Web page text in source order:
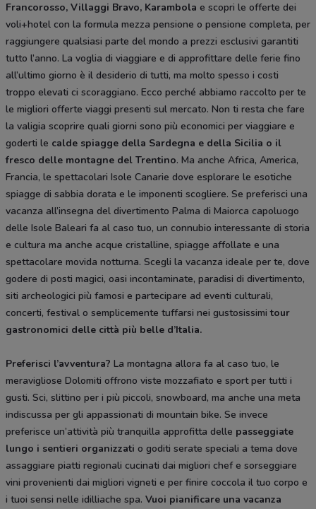
Francorosso, Villaggi Bravo, Karambola e scopri le offerte dei
voli+hotel con la formula mezza pensione o pensione completa, per
raggiungere qualsiasi parte del mondo a prezzi esclusivi garantiti
tutto l’anno. La voglia di viaggiare e di approfittare delle ferie fino
all’ultimo giorno è il desiderio di tutti, ma molto spesso i costi
troppo elevati ci scoraggiano. Ecco perché abbiamo raccolto per te
le migliori offerte viaggi presenti sul mercato. Non ti resta che fare
la valigia scoprire quali giorni sono più economici per viaggiare e
goderti le calde spiagge della Sardegna e della Sicilia o il
fresco delle montagne del Trentino. Ma anche Africa, America,
Francia, le spettacolari Isole Canarie dove esplorare le esotiche
spiagge di sabbia dorata e le imponenti scogliere. Se preferisci una
vacanza all’insegna del divertimento Palma di Maiorca capoluogo
delle Isole Baleari fa al caso tuo, un connubio interessante di storia
e cultura ma anche acque cristalline, spiagge affollate e una
spettacolare movida notturna. Scegli la vacanza ideale per te, dove
godere di posti magici, oasi incontaminate, paradisi di divertimento,
siti archeologici più famosi e partecipare ad eventi culturali,
concerti, festival o semplicemente tuffarsi nei gustosissimitour
gastronomici delle città più belle d’Italia.
Preferisci l’avventura? La montagna allora fa al caso tuo, le
meravigliose Dolomiti offrono viste mozzafiato e sport per tutti i
gusti. Sci, slittino per i più piccoli, snowboard, ma anche una meta
indiscussa per gli appassionati di mountain bike. Se invece
preferisce un’attività più tranquilla approfitta delle passeggiate
lungo i sentieri organizzati o goditi serate speciali a tema dove
assaggiare piatti regionali cucinati dai migliori chef e sorseggiare
vini provenienti dai migliori vigneti e per finire coccola il tuo corpo e
i tuoi sensi nelle idilliache spa. Vuoi pianificare una vacanza